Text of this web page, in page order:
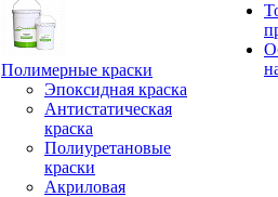
Полимерные краски
Эпоксидная краска
Антистатическая
краска
Полиуретановые
краски
Акриловая